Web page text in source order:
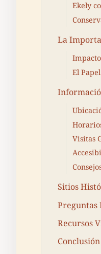
Ekely
La
El
Visitas
Sitios
Preguntas
Recursos
Conclusión